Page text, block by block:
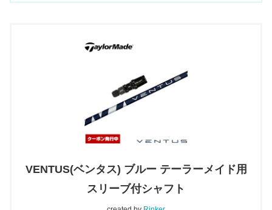
VENTUS(ベンタス) ブルー テーラーメイド用
スリーブ付シャフト